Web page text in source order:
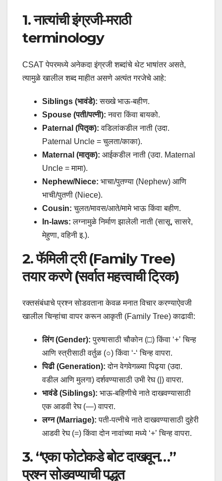
1. नात्यांची इंग्रजी-मराठी
terminology
CSAT पेपरमध्ये अनेकदा इंग्रजी शब्दांचे थेट भाषांतर असते,
त्यामुळे खालील शब्द माहीत असणे अत्यंत गरजेचे आहे:
Siblings (भावंडे): सख्खे भाऊ-बहीण.
Spouse (पती/पत्नी): नवरा किंवा बायको.
Paternal (पितृक): वडिलांकडील नाती (उदा.
Paternal Uncle = चुलता/काका).
Maternal (मातृक): आईकडील नाती (उदा. Maternal
Uncle = मामा).
Nephew/Niece: भाचा/पुतण्या (Nephew) आणि
भाची/पुतणी (Niece).
Cousin: चुलत/मावस/आते/मामे भाऊ किंवा बहीण.
In-laws: लग्नामुळे निर्माण झालेली नाती (सासू, सासरे,
मेहुणा, वहिनी इ.).
2. फॅमिली ट्री (Family Tree)
तयार करणे (सर्वात महत्त्वाची ट्रिक)
रक्तसंबंधाचे प्रश्न सोडवताना केवळ मनात विचार करण्याऐवजी
खालील चिन्हांचा वापर करून आकृती (Family Tree) काढावी:
लिंग (Gender): पुरुषासाठी चौकोन (□) किंवा ‘+’ चिन्ह
आणि स्त्रीसाठी वर्तुळ (○) किंवा ‘-‘ चिन्ह वापरा.
पिढी (Generation): दोन वेगवेगळ्या पिढ्या (उदा.
वडील आणि मुलगा) दर्शवण्यासाठी उभी रेघ (|) वापरा.
भावंडे (Siblings): भाऊ-बहिणीचे नाते दाखवण्यासाठी
एक आडवी रेघ (—) वापरा.
लग्न (Marriage): पती-पत्नीचे नाते दाखवण्यासाठी दुहेरी
आडवी रेघ (=) किंवा दोन नावांच्या मध्ये ‘+’ चिन्ह वापरा.
3. “एका फोटोकडे बोट दाखवून…”
प्रश्न सोडवण्याची पद्धत